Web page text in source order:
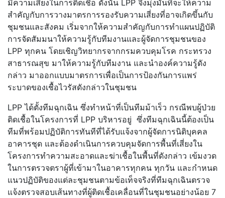
มีความเสี่ยงในการติดเชื้อ ดังนั้น LPP จึงมุ่งมั่นที่จะให้ความ
สำคัญกับการวางมาตรการรองรับความเสี่ยงที่อาจเกิดขึ้นกับ
ชุมชนและสังคม เริ่มจากให้ความสำคัญกับการทำแผนปฏิบัติ
การจัดสัมมนาให้ความรู้กับทีมงานและผู้จัดการชุมชนของ
LPP ทุกคน โดยเชิญวิทยากรจากกรมควบคุมโรค กระทรวง
สาธารณสุข มาให้ความรู้กับทีมงาน และนำองค์ความรู้ดัง
กล่าว มาออกแบบมาตรการเพื่อเป็นการป้องกันการแพร่
ระบาดของเชื้อไวรัสดังกล่าวในชุมชน
LPP ได้ตั้งทีมฉุกเฉิน ซึ่งทำหน้าที่เป็นทีมม้าเร็ว กรณีพบผู้ป่วย
ติดเชื้อในโครงการที่ LPP บริหารอยู่ ซึ่งทีมฉุกเฉินนี้ต้องเป็น
ทีมที่พร้อมปฏิบัติการทันทีที่ได้รับแจ้งจากผู้จัดการนิติบุคคล
อาคารชุด และต้องดำเนินการควบคุมจัดการพื้นที่เสี่ยงใน
โครงการทำความสะอาดและฆ่าเชื้อในพื้นที่ดังกล่าว เข้มงวด
ในการตรวจตราผู้ที่เข้ามาในอาคารทุกคน ทุกวัน และกำหนด
แนวปฏิบัติของแต่ละชุมชนตามข้อเท็จจริงที่ทีมฉุกเฉินตรวจ
แจ้งตรวจสอบเส้นทางที่ผู้ติดเชื้อเคลื่อนที่ในชุมชนอย่างน้อย 7